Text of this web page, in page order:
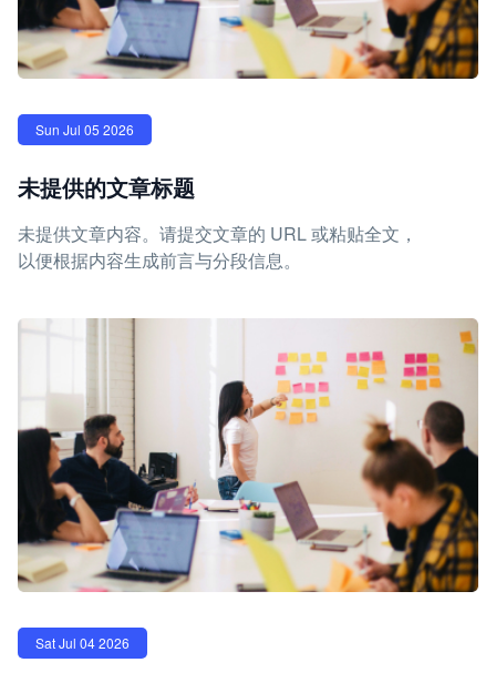
Sun Jul 05 2026
未提供的文章标题
未提供文章内容。请提交文章的 URL 或粘贴全文，
以便根据内容生成前言与分段信息。
Sat Jul 04 2026